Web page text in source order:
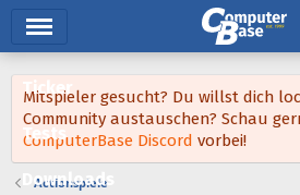
Ticker
Tests
Downloads
Mitspieler gesucht? Du willst dich
Community austauschen? Schau
ComputerBase Discord vorbei!
Actionspiele